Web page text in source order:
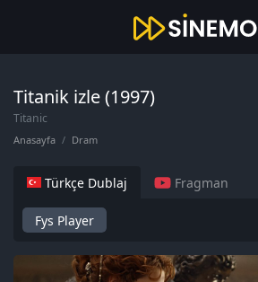
Titanik izle (1997)
Titanic
Anasayfa Dram
Türkçe Dublaj Fragman
Fys Player